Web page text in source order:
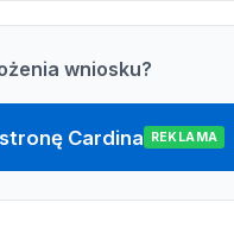
wniosku?
Cardina REKLAMA